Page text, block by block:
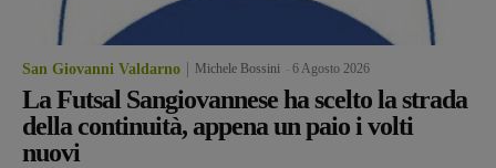
San Giovanni Valdarno Michele Bossini 6 Agosto 2026
La Futsal Sangiovannese ha scelto la strada
della continuità, appena un paio i volti
nuovi